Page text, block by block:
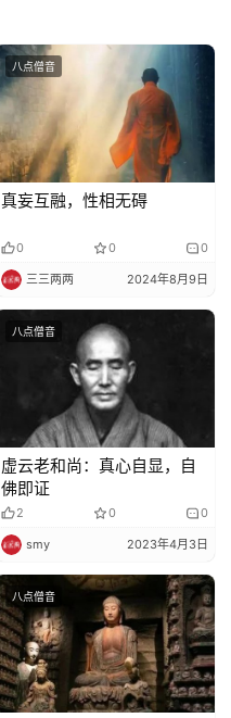
注册
八点僧音
真妄互融，性相无碍
0 0 0
三三两两 2024年8月9日
八点僧音
虚云老和尚：真心自显，自
佛即证
2 0 0
smy 2023年4月3日
八点僧音